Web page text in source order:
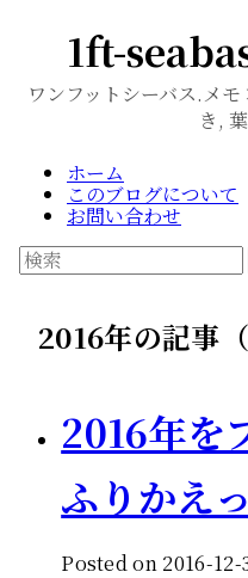
1ft-
ワンフットシーバス.メ
き,
ホーム
このブログについて
お問い合わせ
2016年の記事（
2016年を
ふりかえ
Posted on 2016-12-